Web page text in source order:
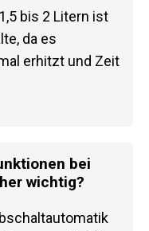
bis 2 Litern ist
da es
erhitzt und Zeit
bei
wichtig?